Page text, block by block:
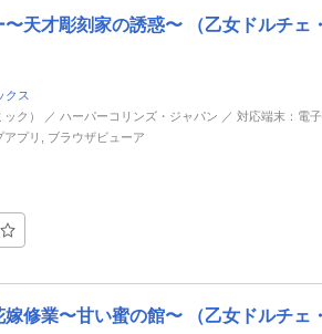
天才彫刻家の誘惑〜 （乙女ドルチェ
クス
ク） ／ ハーパーコリンズ・ジャパン ／ 対応端末：電子
アプリ, ブラウザビューア
修業〜甘い蜜の館〜 （乙女ドルチェ